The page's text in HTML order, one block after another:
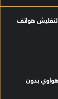
تحميل أداة Realme Flash Tool لتفليش هواتف
بدون